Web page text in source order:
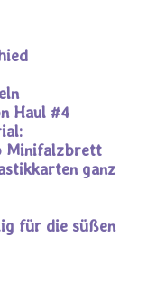
Haul #4
Minifalzbrett
ganz
für die süßen